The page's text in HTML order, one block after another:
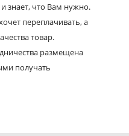
знает, что Вам нужно.
переплачивать, а
товар.
размещена
получать